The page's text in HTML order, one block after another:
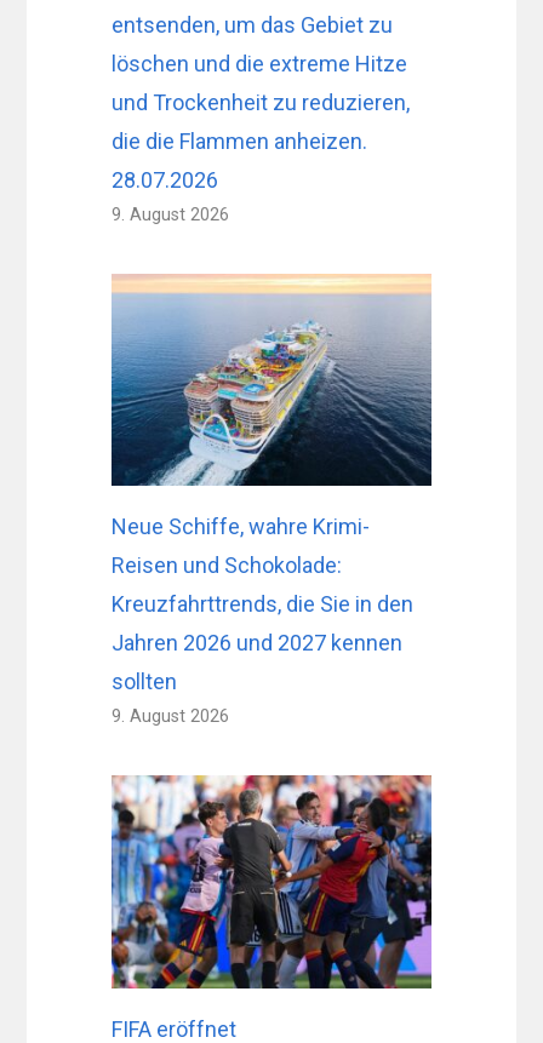
entsenden, um das Gebiet zu
löschen und die extreme Hitze
und Trockenheit zu reduzieren,
die die Flammen anheizen.
28.07.2026
9. August 2026
Neue Schiffe, wahre Krimi-
Reisen und Schokolade:
Kreuzfahrttrends, die Sie in den
Jahren 2026 und 2027 kennen
sollten
9. August 2026
FIFA eröffnet